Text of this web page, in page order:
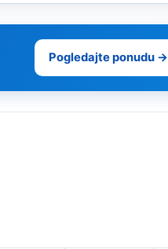
Pogledajte ponudu →